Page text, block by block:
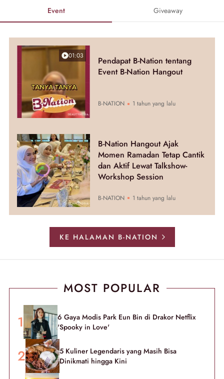
Event Giveaway
01:03
Pendapat B-Nation tentang
Event B-Nation Hangout
B-NATION 1 tahun yang lalu
B-Nation Hangout Ajak
Momen Ramadan Tetap Cantik
dan Aktif Lewat Talkshow-
Workshop Session
B-NATION 1 tahun yang lalu
KE HALAMAN B-NATION
MOST POPULAR
6 Gaya Modis Park Eun Bin di Drakor Netflix
'Spooky in Love'
5 Kuliner Legendaris yang Masih Bisa
Dinikmati hingga Kini